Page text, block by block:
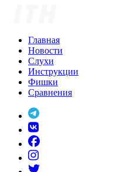
Главная
Новости
Слухи
Инструкции
Фишки
Сравнения